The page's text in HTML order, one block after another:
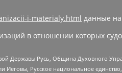
i-materialy.html данные на
в отношении которых
Державы Русь, Община Духовного
Русское национальное